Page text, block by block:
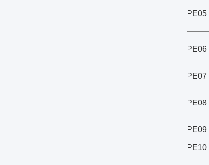
PE05
PE06
PE07
PE08
PE09
PE10